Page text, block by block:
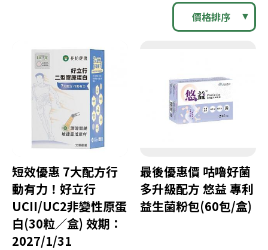
價格排序
短效優惠 7大配方行
動有力！好立行
UCII/UC2非變性原蛋
白(30粒／盒) 效期：
2027/1/31
最後優惠價 咕嚕好菌
多升級配方 悠益 專利
益生菌粉包(60包/盒)